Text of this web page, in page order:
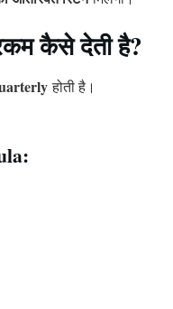
कैसे देती है?
होती है।